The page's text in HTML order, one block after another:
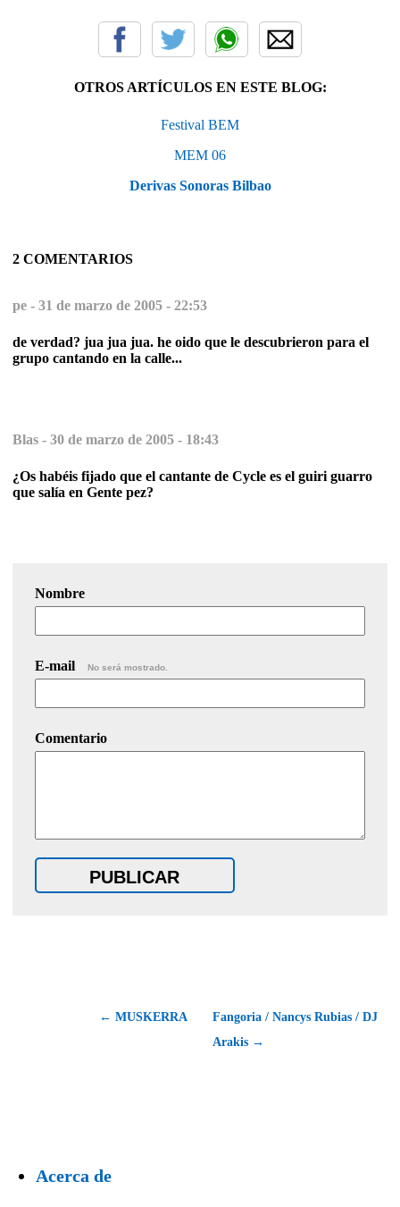
OTROS ARTÍCULOS EN ESTE BLOG:
Festival BEM
MEM 06
Derivas Sonoras Bilbao
2 COMENTARIOS
pe - 31 de marzo de 2005 - 22:53
de verdad? jua jua jua. he oido que le descubrieron para el
grupo cantando en la calle...
Blas - 30 de marzo de 2005 - 18:43
¿Os habéis fijado que el cantante de Cycle es el guiri guarro
que salía en Gente pez?
Nombre
E-mail No será mostrado.
Comentario
← MUSKERRA
Fangoria / Nancys Rubias / DJ
Arakis →
Acerca de